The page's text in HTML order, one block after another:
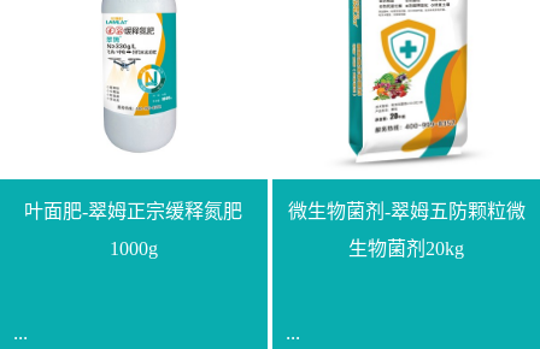
叶面肥-翠姆正宗缓释氮肥
1000g
...
微生物菌剂-翠姆五防颗粒微
生物菌剂20kg
...